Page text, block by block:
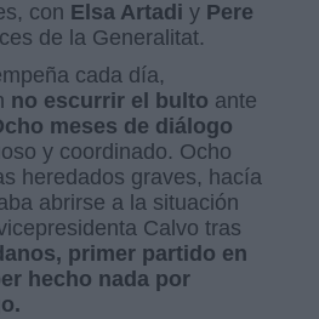
con Elsa Artadi y Pere
de la Generalitat.
cada día,
no escurrir el bulto ante
meses de diálogo
y coordinado. Ocho
heredados graves, hacía
abrirse a la situación
Calvo tras
primer partido en
hecho nada por